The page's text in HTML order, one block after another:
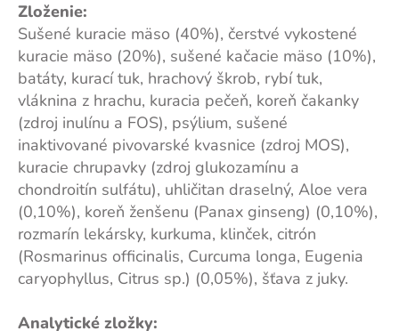
Zloženie:
Sušené kuracie mäso (40%), čerstvé vykostené
kuracie mäso (20%), sušené kačacie mäso (10%),
batáty, kurací tuk, hrachový škrob, rybí tuk,
vláknina z hrachu, kuracia pečeň, koreň čakanky
(zdroj inulínu a FOS), psýlium, sušené
inaktivované pivovarské kvasnice (zdroj MOS),
kuracie chrupavky (zdroj glukozamínu a
chondroitín sulfátu), uhličitan draselný, Aloe vera
(0,10%), koreň ženšenu (Panax ginseng) (0,10%),
rozmarín lekársky, kurkuma, klinček, citrón
(Rosmarinus officinalis, Curcuma longa, Eugenia
caryophyllus, Citrus sp.) (0,05%), šťava z juky.
Analytické zložky: